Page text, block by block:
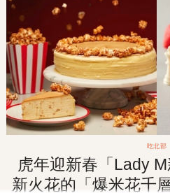
吃北部
虎年迎新春「Lady
新火花的「爆米花千